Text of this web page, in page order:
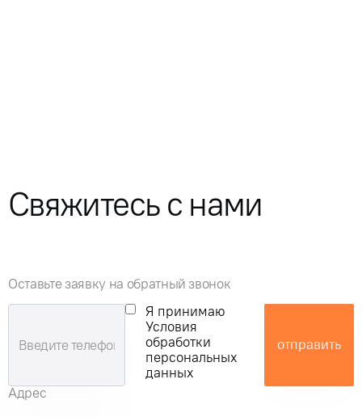
Свяжитесь с нами
Оставьте заявку на обратный звонок
Я принимаю
Условия
обработки
персональных
данных
отправить
Адрес